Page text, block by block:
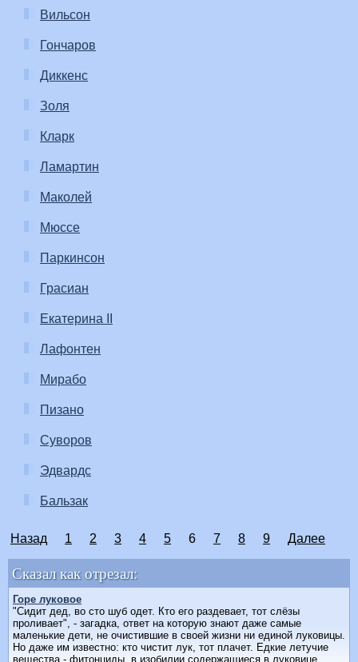
Вильсон
Гончаров
Диккенс
Золя
Кларк
Ламартин
Маколей
Мюссе
Паркинсон
Грасиан
Екатерина II
Лафонтен
Мирабо
Пизано
Суворов
Эдвардс
Бальзак
Назад 1 2 3 4 5 6 7 8 9 Далее
Сказал как отрезал:
Горе луковое
"Сидит дед, во сто шуб одет. Кто его раздевает, тот слёзы
проливает", - загадка, ответ на которую знают даже самые
маленькие дети, не очистившие в своей жизни ни единой луковицы.
Hо даже им известно: кто чистит лук, тот плачет. Едкие летучие
вещества - фитонциды, в изобилии содержащиеся в луковице,